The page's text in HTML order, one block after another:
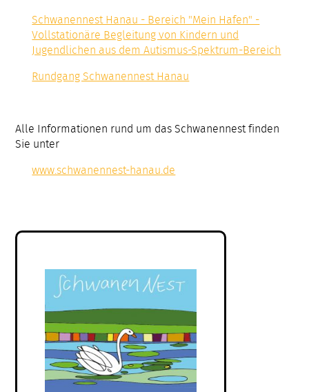
Schwanennest Hanau - Bereich "Mein Hafen" -
Vollstationäre Begleitung von Kindern und
Jugendlichen aus dem Autismus-Spektrum-Bereich
Rundgang Schwanennest Hanau
Alle Informationen rund um das Schwanennest finden
Sie unter
www.schwanennest-hanau.de